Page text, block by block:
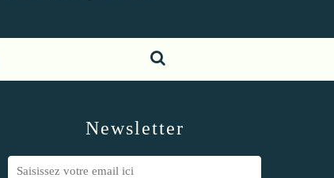
Newsletter